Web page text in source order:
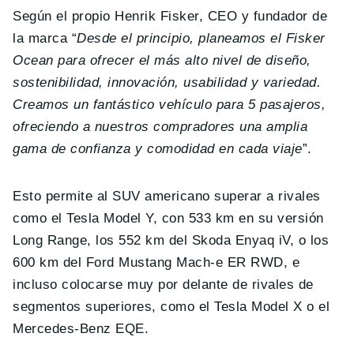
Según el propio Henrik Fisker, CEO y fundador de
la marca “Desde el principio, planeamos el Fisker
Ocean para ofrecer el más alto nivel de diseño,
sostenibilidad, innovación, usabilidad y variedad.
Creamos un fantástico vehículo para 5 pasajeros,
ofreciendo a nuestros compradores una amplia
gama de confianza y comodidad en cada viaje”.
Esto permite al SUV americano superar a rivales
como el Tesla Model Y, con 533 km en su versión
Long Range, los 552 km del Skoda Enyaq iV, o los
600 km del Ford Mustang Mach-e ER RWD, e
incluso colocarse muy por delante de rivales de
segmentos superiores, como el Tesla Model X o el
Mercedes-Benz EQE.